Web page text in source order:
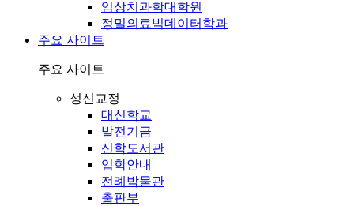
임상치과학대학원
정밀의료빅데이터학과
주요 사이트
주요 사이트
성신교정
대신학교
발전기금
신학도서관
입학안내
전례박물관
출판부